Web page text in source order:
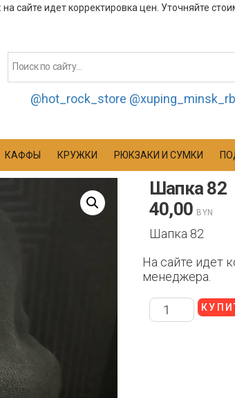
сайте идет корректировка цен. Уточняйте
@hot_rock_store @xuping_minsk_rb
КАФФЫ КРУЖКИ РЮКЗАКИ И СУМКИ
Шапка 82
40,00 BYN
Шапка 82
На сайте идет
менеджера.